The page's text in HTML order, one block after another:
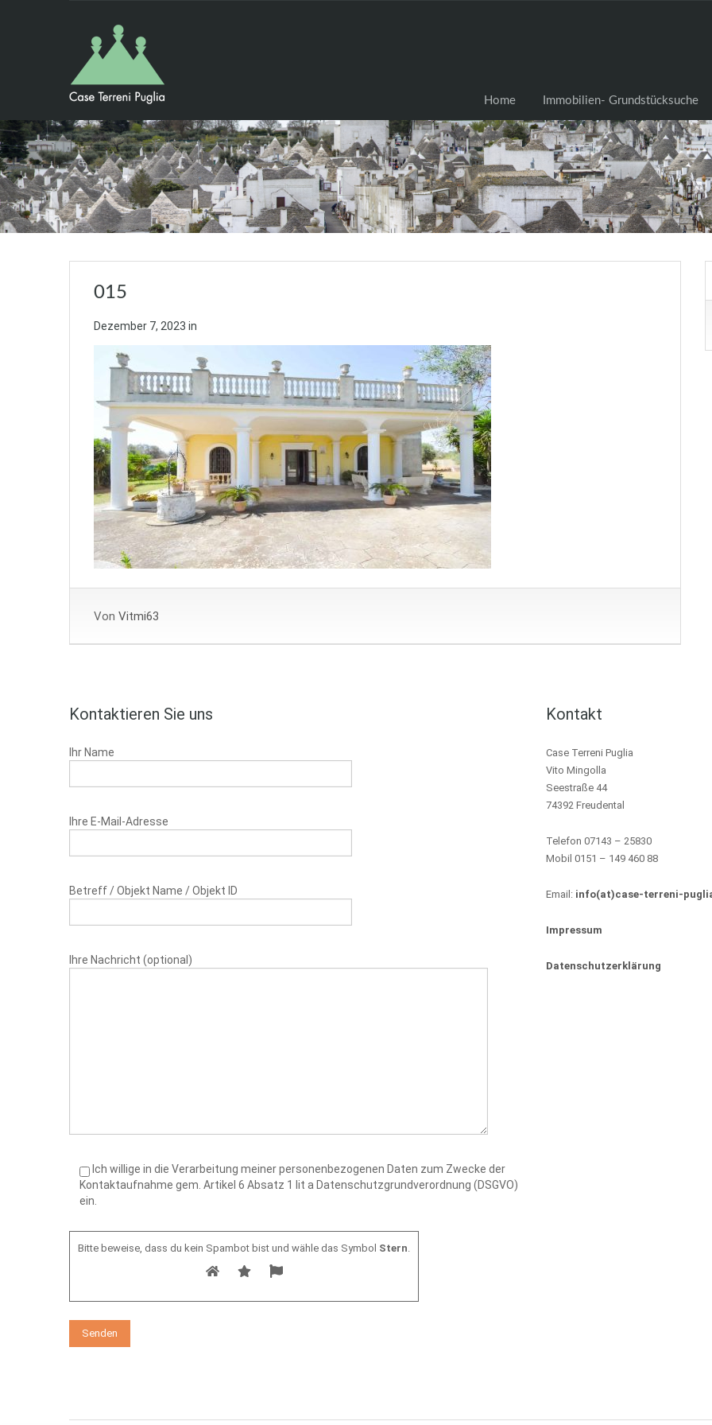
Home Immobilien- Grundstücksuche
015
Dezember 7, 2023 in
Von Vitmi63
Kontaktieren Sie uns
Ihr Name
Ihre E-Mail-Adresse
Betreff / Objekt Name / Objekt ID
Ihre Nachricht (optional)
Ich willige in die Verarbeitung meiner personenbezogenen Daten zum Zwecke der
Kontaktaufnahme gem. Artikel 6 Absatz 1 lit a Datenschutzgrundverordnung (DSGVO)
ein.
Bitte beweise, dass du kein Spambot bist und wähle das Symbol Stern.
Kontakt
Case Terreni Puglia
Vito Mingolla
Seestraße 44
74392 Freudental
Telefon 07143 – 25830
Mobil 0151 – 149 460 88
Email: info(at)case-terreni-
Impressum
Datenschutzerklärung